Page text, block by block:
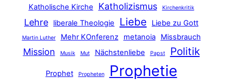
Katholische Kirche Katholizismus Kirchenkritik
Lehre liberale Theologie Liebe Liebe zu Gott
Martin Luther Mehr KOnferenz metanoia Missbrauch
Mission Musik Mut Nächstenliebe Papst Politik
Prophet Propheten Prophetie